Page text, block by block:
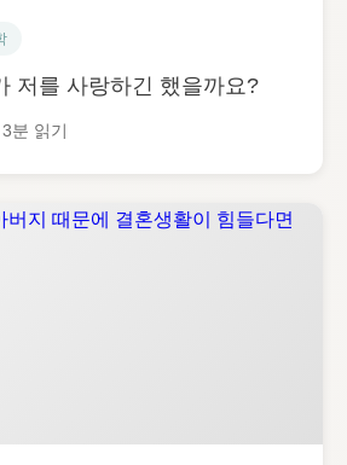
저를 사랑하긴 했을까요?
분 읽기